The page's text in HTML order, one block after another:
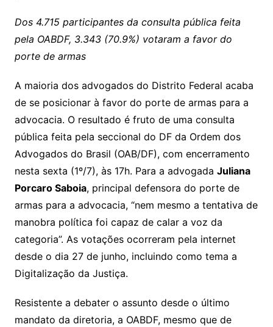
Dos 4.715 participantes da consulta pública feita
pela OABDF, 3.343 (70.9%) votaram a favor do
porte de armas
A maioria dos advogados do Distrito Federal acaba
de se posicionar à favor do porte de armas para a
advocacia. O resultado é fruto de uma consulta
pública feita pela seccional do DF da Ordem dos
Advogados do Brasil (OAB/DF), com encerramento
nesta sexta (1º/7), às 17h. Para a advogada Juliana
Porcaro Saboia, principal defensora do porte de
armas para a advocacia, “nem mesmo a tentativa de
manobra política foi capaz de calar a voz da
categoria”. As votações ocorreram pela internet
desde o dia 27 de junho, incluindo como tema a
Digitalização da Justiça.
Resistente a debater o assunto desde o último
mandato da diretoria, a OABDF, mesmo que de